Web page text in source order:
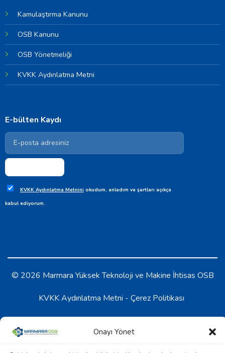
Onayı Yönet
Kamulaştırma Kanunu
OSB Kanunu
OSB Yönetmeliği
KVKK Aydınlatma Metni
E-bülten Kaydı
KVKK Aydınlatma Metnini okudum, anladım ve şartları açıkça
kabul ediyorum.
© 2026 Marmara Yüksek Teknoloji ve Makine İhtisas OSB
KVKK Aydınlatma Metni - Çerez Politikası